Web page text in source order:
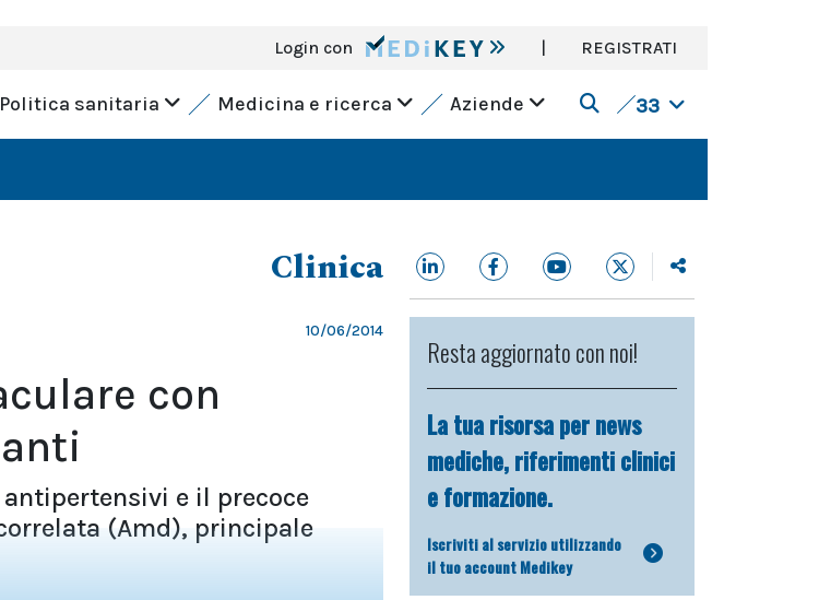
Login con | REGISTRATI
Politica sanitaria Medicina e ricerca Aziende 33
Clinica
10/06/2014
con
e il precoce
(Amd), principale
Resta aggiornato con noi!
La tua risorsa per news
mediche, riferimenti clinici
e formazione.
Iscriviti al servizio utilizzando
il tuo account Medikey